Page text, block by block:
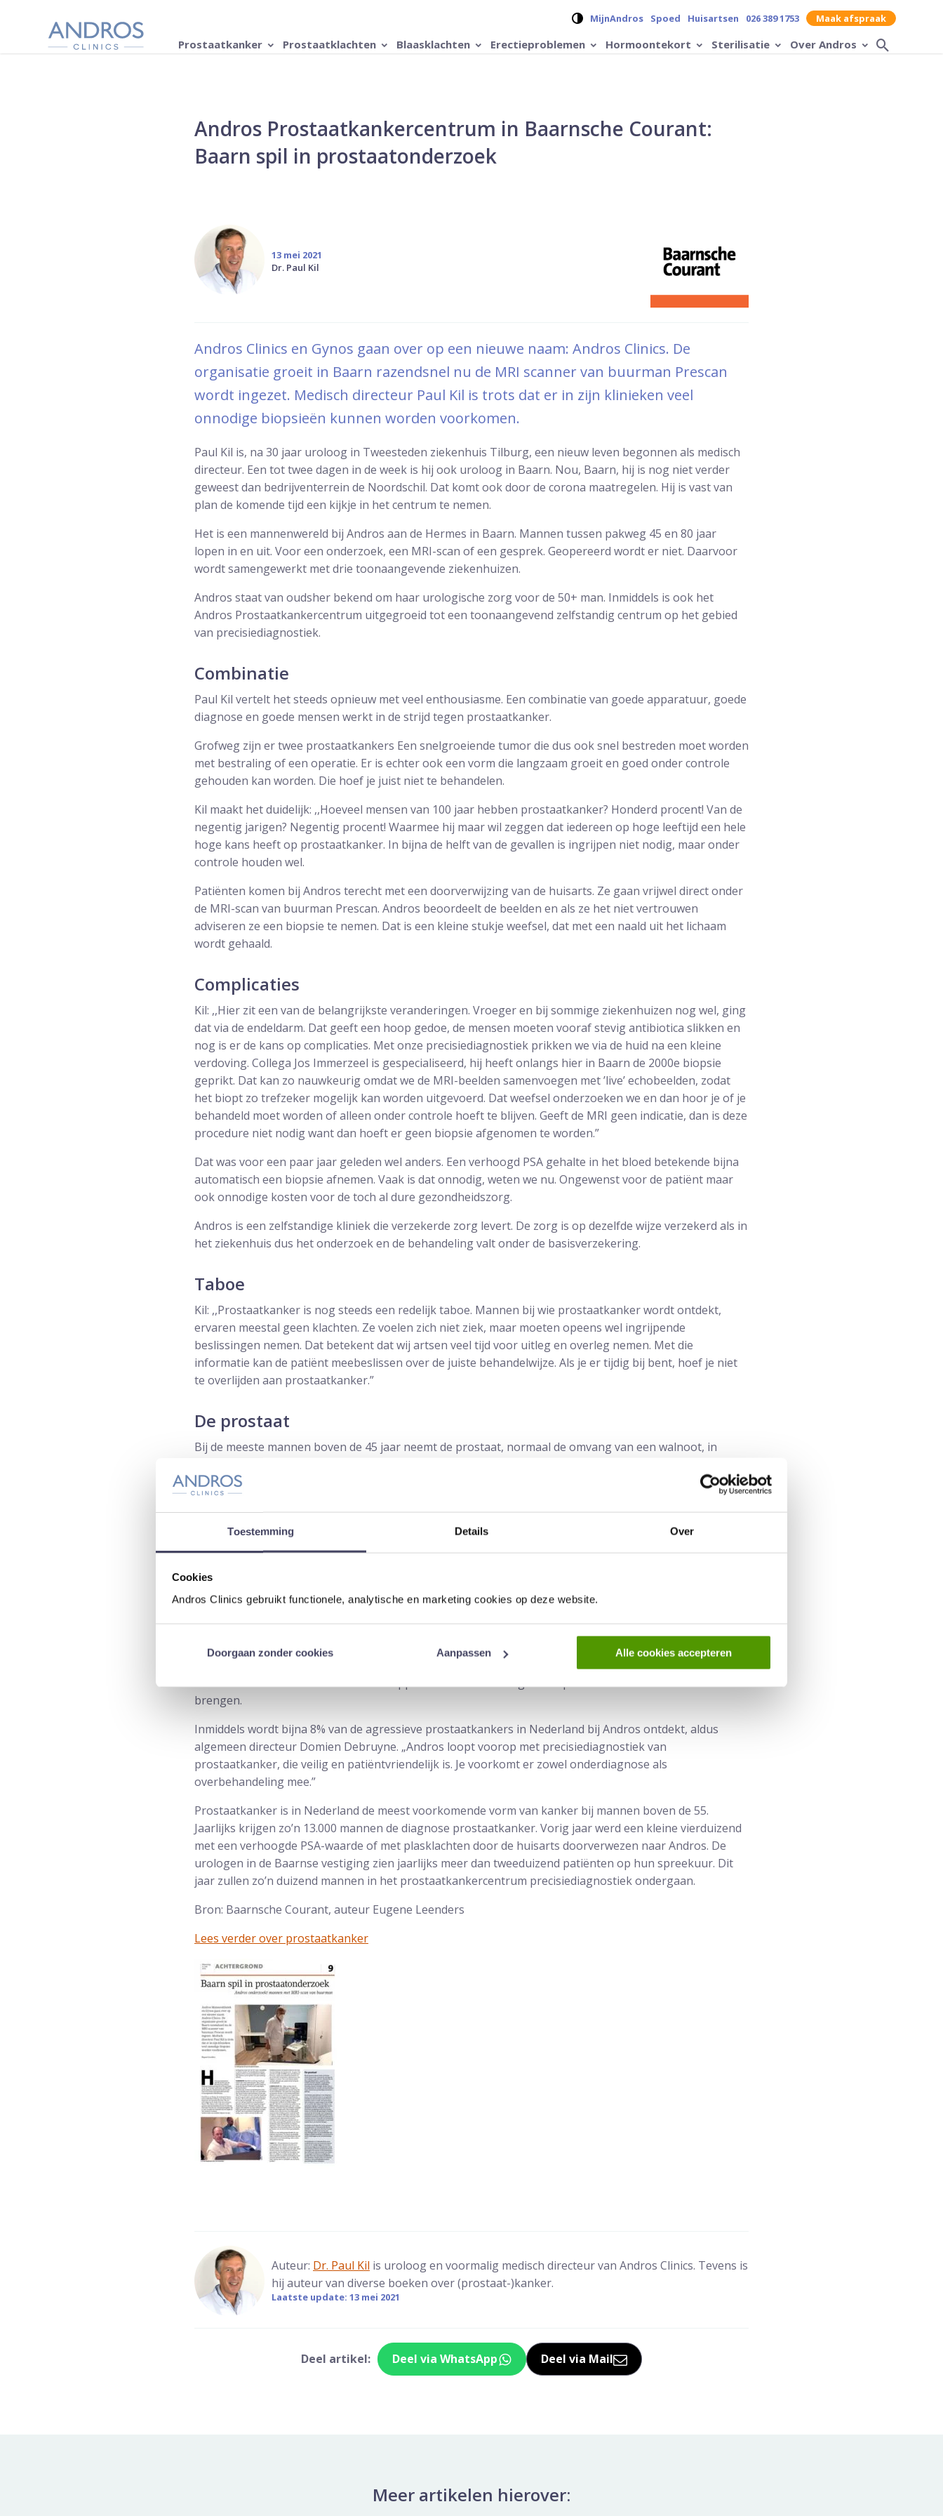
Toestemming Details Over
Cookies
Andros Clinics gebruikt functionele, analytische en marketing cookies op deze website.
Doorgaan zonder cookies Aanpassen Alle cookies accepteren
Verander contrast op de website
MijnAndros Spoed Huisartsen 026 389 1753 Maak afspraak
Prostaatkanker Prostaatklachten Blaasklachten Erectieproblemen Hormoontekort Sterilisatie Over Andros
Andros Prostaatkankercentrum in Baarnsche Courant:
Baarn spil in prostaatonderzoek
13 mei 2021
Dr. Paul Kil
Andros Clinics en Gynos gaan over op een nieuwe naam: Andros Clinics. De
organisatie groeit in Baarn razendsnel nu de MRI scanner van buurman Prescan
wordt ingezet. Medisch directeur Paul Kil is trots dat er in zijn klinieken veel
onnodige biopsieën kunnen worden voorkomen.
Paul Kil is, na 30 jaar uroloog in Tweesteden ziekenhuis Tilburg, een nieuw leven begonnen als medisch
directeur. Een tot twee dagen in de week is hij ook uroloog in Baarn. Nou, Baarn, hij is nog niet verder
geweest dan bedrijventerrein de Noordschil. Dat komt ook door de corona maatregelen. Hij is vast van
plan de komende tijd een kijkje in het centrum te nemen.
Het is een mannenwereld bij Andros aan de Hermes in Baarn. Mannen tussen pakweg 45 en 80 jaar
lopen in en uit. Voor een onderzoek, een MRI-scan of een gesprek. Geopereerd wordt er niet. Daarvoor
wordt samengewerkt met drie toonaangevende ziekenhuizen.
Andros staat van oudsher bekend om haar urologische zorg voor de 50+ man. Inmiddels is ook het
Andros Prostaatkankercentrum uitgegroeid tot een toonaangevend zelfstandig centrum op het gebied
van precisiediagnostiek.
Combinatie
Paul Kil vertelt het steeds opnieuw met veel enthousiasme. Een combinatie van goede apparatuur, goede
diagnose en goede mensen werkt in de strijd tegen prostaatkanker.
Grofweg zijn er twee prostaatkankers Een snelgroeiende tumor die dus ook snel bestreden moet worden
met bestraling of een operatie. Er is echter ook een vorm die langzaam groeit en goed onder controle
gehouden kan worden. Die hoef je juist niet te behandelen.
Kil maakt het duidelijk: ,,Hoeveel mensen van 100 jaar hebben prostaatkanker? Honderd procent! Van de
negentig jarigen? Negentig procent! Waarmee hij maar wil zeggen dat iedereen op hoge leeftijd een hele
hoge kans heeft op prostaatkanker. In bijna de helft van de gevallen is ingrijpen niet nodig, maar onder
controle houden wel.
Patiënten komen bij Andros terecht met een doorverwijzing van de huisarts. Ze gaan vrijwel direct onder
de MRI-scan van buurman Prescan. Andros beoordeelt de beelden en als ze het niet vertrouwen
adviseren ze een biopsie te nemen. Dat is een kleine stukje weefsel, dat met een naald uit het lichaam
wordt gehaald.
Complicaties
Kil: ,,Hier zit een van de belangrijkste veranderingen. Vroeger en bij sommige ziekenhuizen nog wel, ging
dat via de endeldarm. Dat geeft een hoop gedoe, de mensen moeten vooraf stevig antibiotica slikken en
nog is er de kans op complicaties. Met onze precisiediagnostiek prikken we via de huid na een kleine
verdoving. Collega Jos Immerzeel is gespecialiseerd, hij heeft onlangs hier in Baarn de 2000e biopsie
geprikt. Dat kan zo nauwkeurig omdat we de MRI-beelden samenvoegen met ’live’ echobeelden, zodat
het biopt zo trefzeker mogelijk kan worden uitgevoerd. Dat weefsel onderzoeken we en dan hoor je of je
behandeld moet worden of alleen onder controle hoeft te blijven. Geeft de MRI geen indicatie, dan is deze
procedure niet nodig want dan hoeft er geen biopsie afgenomen te worden.”
Dat was voor een paar jaar geleden wel anders. Een verhoogd PSA gehalte in het bloed betekende bijna
automatisch een biopsie afnemen. Vaak is dat onnodig, weten we nu. Ongewenst voor de patiënt maar
ook onnodige kosten voor de toch al dure gezondheidszorg.
Andros is een zelfstandige kliniek die verzekerde zorg levert. De zorg is op dezelfde wijze verzekerd als in
het ziekenhuis dus het onderzoek en de behandeling valt onder de basisverzekering.
Taboe
Kil: ,,Prostaatkanker is nog steeds een redelijk taboe. Mannen bij wie prostaatkanker wordt ontdekt,
ervaren meestal geen klachten. Ze voelen zich niet ziek, maar moeten opeens wel ingrijpende
beslissingen nemen. Dat betekent dat wij artsen veel tijd voor uitleg en overleg nemen. Met die
informatie kan de patiënt meebeslissen over de juiste behandelwijze. Als je er tijdig bij bent, hoef je niet
te overlijden aan prostaatkanker.”
De prostaat
Bij de meeste mannen boven de 45 jaar neemt de prostaat, normaal de omvang van een walnoot, in
groeiende prostaat kan de plasbuis dichtdrukken, waardoor plassen moeilijker wordt. Soms is
prostaatkanker de oorzaak van deze klachten, maar meestal een goedaardige prostaatvergroting.
Het slechter gaan plassen is een langzaam proces. Veel mannen raken er aan gewend, ondanks de
klachten worden verholpen, of op z’n minst kan verergering voorkomen worden.
Prostaatkankercentrum
Andros en Prescan zijn gevestigd in hetzelfde pand aan de Hermesweg. Toen vorig jaar de
autoshowroom op de begane grond vertrok, werd deze ruimte door Prescan verbouwd en voorzien van
brengen.
Inmiddels wordt bijna 8% van de agressieve prostaatkankers in Nederland bij Andros ontdekt, aldus
algemeen directeur Domien Debruyne. „Andros loopt voorop met precisiediagnostiek van
prostaatkanker, die veilig en patiëntvriendelijk is. Je voorkomt er zowel onderdiagnose als
overbehandeling mee.”
Prostaatkanker is in Nederland de meest voorkomende vorm van kanker bij mannen boven de 55.
Jaarlijks krijgen zo’n 13.000 mannen de diagnose prostaatkanker. Vorig jaar werd een kleine vierduizend
met een verhoogde PSA-waarde of met plasklachten door de huisarts doorverwezen naar Andros. De
urologen in de Baarnse vestiging zien jaarlijks meer dan tweeduizend patiënten op hun spreekuur. Dit
jaar zullen zo’n duizend mannen in het prostaatkankercentrum precisiediagnostiek ondergaan.
Bron: Baarnsche Courant, auteur Eugene Leenders
Lees verder over prostaatkanker
Auteur: Dr. Paul Kil is uroloog en voormalig medisch directeur van Andros Clinics. Tevens is
hij auteur van diverse boeken over (prostaat-)kanker.
Laatste update: 13 mei 2021
Deel artikel: Deel via WhatsApp
Deel dit via Whatsapp
Deel via Mail
Delen via de Mail
Meer artikelen hierover: